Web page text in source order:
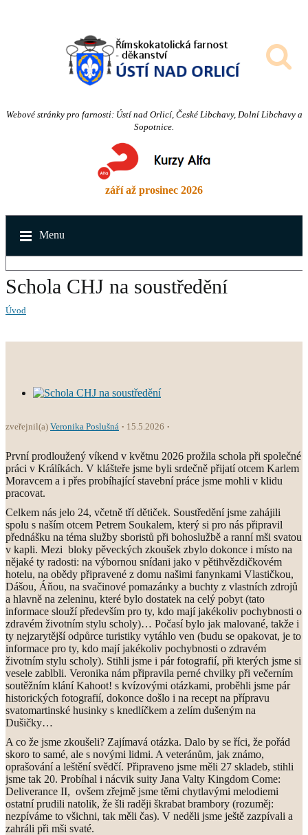
Webové stránky pro farnosti: Ústí nad Orlicí, České Libchavy, Dolní Libchavy a
Sopotnice.
září až prosinec 2026
Menu
Schola CHJ na soustředění
Úvod
zveřejnil(a) Veronika Poslušná 15.5.2026
První prodloužený víkend v květnu 2026 prožila schola při společné
práci v Králíkách. V klášteře jsme byli srdečně přijatí otcem Karlem
Moravcem a i přes probíhající stavební práce jsme mohli v klidu
pracovat.
Celkem nás jelo 24, včetně tří dětiček. Soustředění jsme zahájili
spolu s naším otcem Petrem Soukalem, který si pro nás připravil
přednášku na téma služby sboristů při bohoslužbě a ranní mši svatou
v kapli. Mezi bloky pěveckých zkoušek zbylo dokonce i místo na
nějaké ty radosti: na výbornou snídani jako v pětihvězdičkovém
hotelu, na obědy připravené z domu našimi fanynkami Vlastičkou,
Dášou, Áňou, na svačinové pomazánky a buchty z vlastních zdrojů
a hlavně na zeleninu, které bylo dostatek na celý pobyt (tato
informace slouží především pro ty, kdo mají jakékoliv pochybnosti o
zdravém životním stylu scholy)… Počasí bylo jak malované, takže i
ty nejzarytější odpůrce turistiky vytáhlo ven (budu se opakovat, je to
informace pro ty, kdo mají jakékoliv pochybnosti o zdravém
životním stylu scholy). Stihli jsme i pár fotografií, při kterých jsme si
vesele zablbli. Veronika nám připravila perné chvilky při večerním
soutěžním klání Kahoot! s kvízovými otázkami, proběhli jsme pár
historických fotografií, dokonce došlo i na recept na přípravu
svatomartinské husinky s knedlíčkem a zelím dušeným na
Dušičky…
A co že jsme zkoušeli? Zajímavá otázka. Dalo by se říci, že pořád
skoro to samé, ale s novými lidmi. A veteránům, jak známo,
oprašování a leštění svědčí. Připraveno jsme měli 27 skladeb, stihli
jsme tak 20. Probíhal i nácvik suity Jana Valty Kingdom Come:
Deliverance II, ovšem zřejmě jsme těmi chytlavými melodiemi
ostatní prudili natolik, že šli raději škrabat brambory (rozuměj:
nezpíváme to všichni, tak měli čas). V neděli jsme ještě zazpívali a
zahráli při mši svaté.